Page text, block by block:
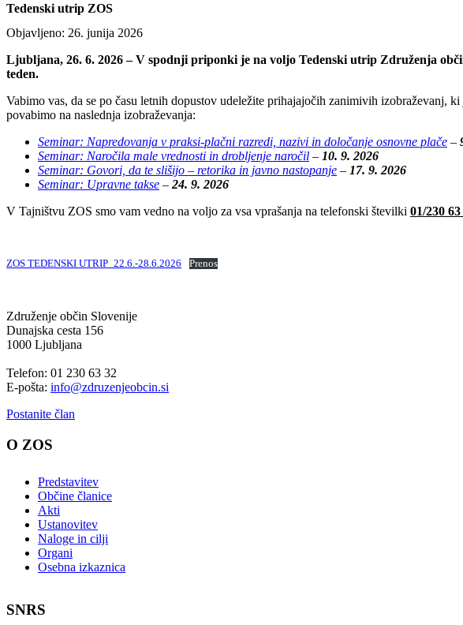
Tedenski utrip ZOS
Objavljeno: 26. junija 2026
Ljubljana, 26. 6. 2026 – V spodnji priponki je na voljo Tedenski utrip Združenja
teden.
Vabimo vas, da se po času letnih dopustov udeležite prihajajočih zanimivih izobraževanj,
povabimo na naslednja izobraževanja:
Seminar: Napredovanja v praksi-plačni razredi, nazivi in določanje osnovne plače –
Seminar: Naročila male vrednosti in drobljenje naročil – 10. 9. 2026
Seminar: Govori, da te slišijo – retorika in javno nastopanje – 17. 9. 2026
Seminar: Upravne takse – 24. 9. 2026
V Tajništvu ZOS smo vam vedno na voljo za vsa vprašanja na telefonski številki 01/230 63
ZOS TEDENSKI UTRIP_22.6.-28.6.2026 Prenos
Združenje občin Slovenije
Dunajska cesta 156
1000 Ljubljana
Telefon: 01 230 63 32
E-pošta: info@zdruzenjeobcin.si
Postanite član
O ZOS
Predstavitev
Občine članice
Akti
Ustanovitev
Naloge in cilji
Organi
Osebna izkaznica
SNRS